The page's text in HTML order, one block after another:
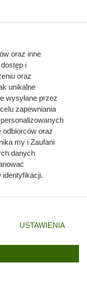
oraz inne
i
oraz
unikalne
wysyłane przez
zapewniania
odbiorców oraz
my i Zaufani
danych
identyfikacji.
prywatności
Niektóre
się takiemu
zastosowania tylko
USTAWIENIA